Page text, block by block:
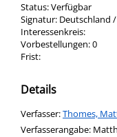
Status:Verfügbar
Signatur: Deutschland
Interessenkreis:
Vorbestellungen:0
Frist:
Details
Verfasser:Suche nach
Thomes,
Verfasserangabe: